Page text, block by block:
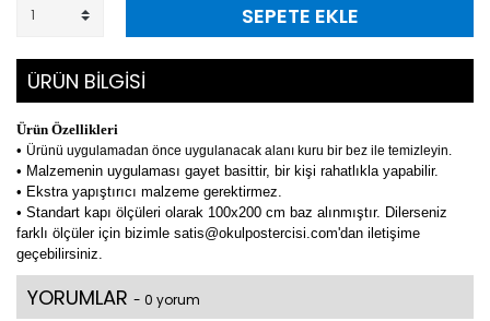
SEPETE EKLE
ÜRÜN BİLGİSİ
Ürün Özellikleri
• Ürünü uygulamadan önce uygulanacak alanı kuru bir bez ile temizleyin.
• Malzemenin uygulaması gayet basittir, bir kişi rahatlıkla yapabilir.
• Ekstra yapıştırıcı malzeme gerektirmez.
• Standart kapı ölçüleri olarak 100x200 cm baz alınmıştır. Dilerseniz
farklı ölçüler için bizimle satis@okulpostercisi.com'dan iletişime
geçebilirsiniz.
YORUMLAR - 0 yorum